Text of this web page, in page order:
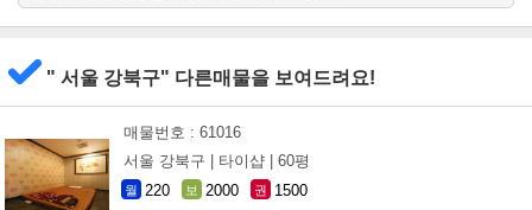
" 서울 강북구" 다른매물을 보여드려요!
매물번호 : 61016
서울 강북구 |
타이샵 | 60평
월 220 보 2000 권 1500